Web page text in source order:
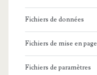
Fichiers de données
Fichiers de mise en page
Fichiers de paramètres